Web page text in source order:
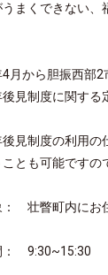
まくできない、
4月から胆振西部
後見制度に関する
後見制度の利用の
とも可能ですの
： 壮瞥町内にお
： 9:30~15:30